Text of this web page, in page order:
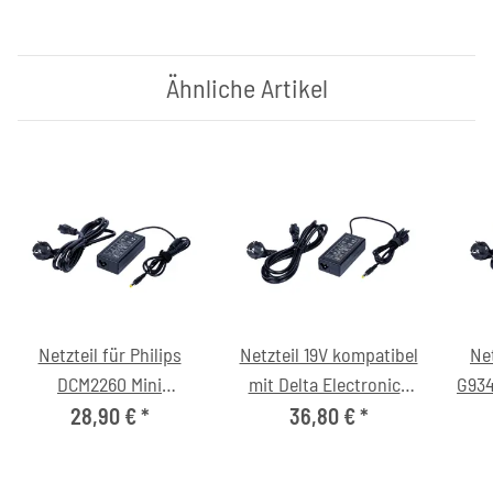
Ähnliche Artikel
Netzteil für Philips
DCM2260 Mini
Stereoanlage (12V/4.0A,
28,90 €*
Netzteil 19V kompatibel
mit Delta Electronics
ADP-45CB / REV.D (DC-
36,80 €*